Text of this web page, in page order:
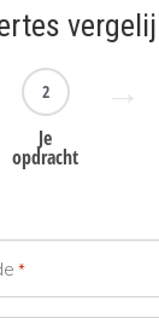
2
Je
opdracht
*